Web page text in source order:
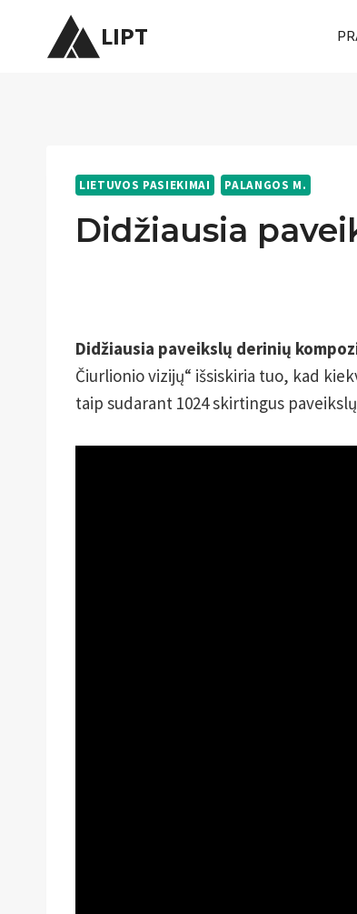
LIPT
LIETUVOS PASIEKIMAI PALANGOS M.
Didžiausia
Didžiausia paveikslų derinių
Čiurlionio vizijų“ išsiskiria tuo, kad
taip sudarant 1024 skirtingus